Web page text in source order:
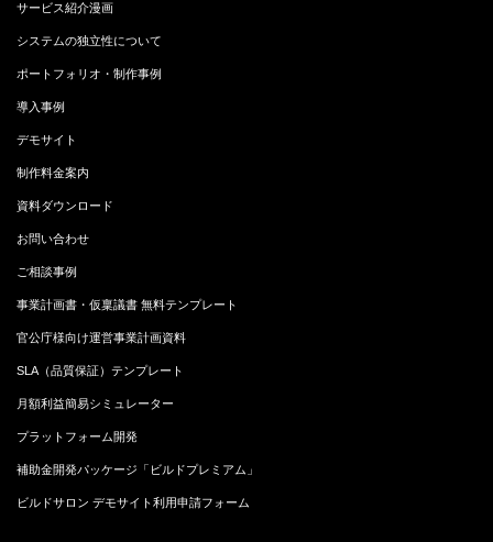
サービス紹介漫画
システムの独立性について
ポートフォリオ・制作事例
導入事例
デモサイト
制作料金案内
資料ダウンロード
お問い合わせ
ご相談事例
事業計画書・仮稟議書 無料テンプレート
官公庁様向け運営事業計画資料
SLA（品質保証）テンプレート
月額利益簡易シミュレーター
プラットフォーム開発
補助金開発パッケージ「ビルドプレミアム」
ビルドサロン デモサイト利用申請フォーム